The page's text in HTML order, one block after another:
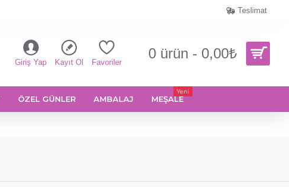
Teslimat
Giriş Yap Kayıt Ol Favoriler
0 ürün - 0,00₺
ÖZEL GÜNLER AMBALAJ MEŞALE
Yeni